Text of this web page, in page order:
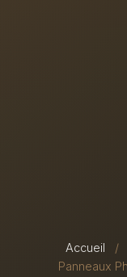
Accueil /
Panneaux